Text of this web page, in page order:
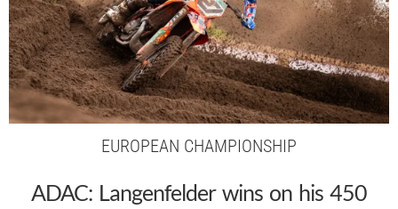
EUROPEAN CHAMPIONSHIP
ADAC: Langenfelder wins on his 450